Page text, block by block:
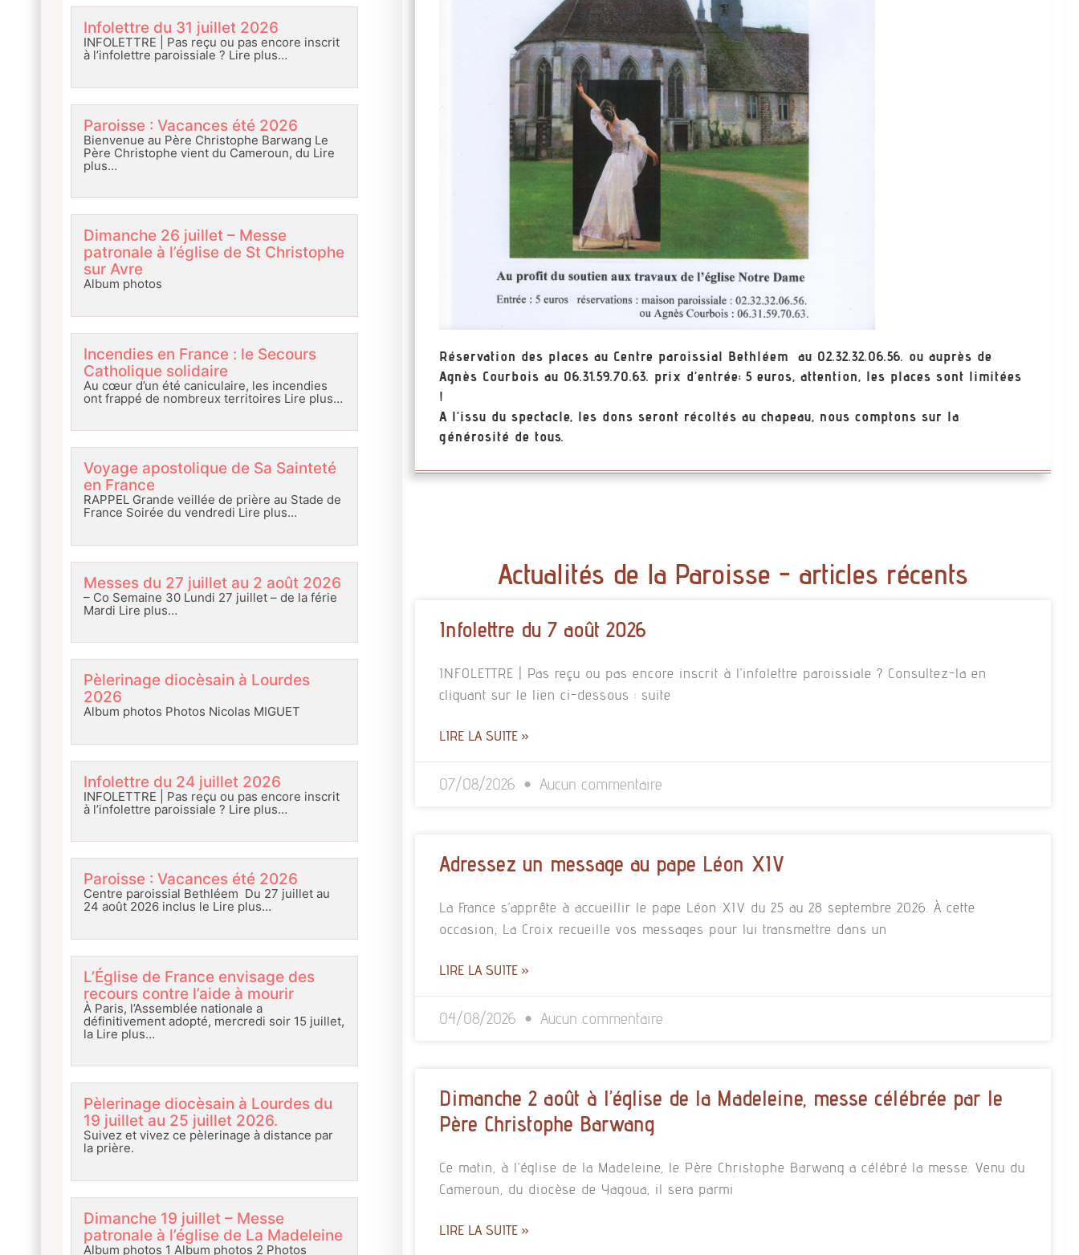
Infolettre du 31 juillet 2026
INFOLETTRE | Pas reçu ou pas encore inscrit
à l’infolettre paroissiale ? Lire plus…
Paroisse : Vacances été 2026
Bienvenue au Père Christophe Barwang Le
Père Christophe vient du Cameroun, du Lire
plus…
Dimanche 26 juillet – Messe
patronale à l’église de St Christophe
sur Avre
Album photos
Incendies en France : le Secours
Catholique solidaire
Au cœur d’un été caniculaire, les incendies
ont frappé de nombreux territoires Lire plus…
Voyage apostolique de Sa Sainteté
en France
RAPPEL Grande veillée de prière au Stade de
France Soirée du vendredi Lire plus…
Messes du 27 juillet au 2 août 2026
– Co Semaine 30 Lundi 27 juillet – de la férie
Mardi Lire plus…
Pèlerinage diocèsain à Lourdes
2026
Album photos Photos Nicolas MIGUET
Infolettre du 24 juillet 2026
INFOLETTRE | Pas reçu ou pas encore inscrit
à l’infolettre paroissiale ? Lire plus…
Paroisse : Vacances été 2026
Centre paroissial Bethléem Du 27 juillet au
24 août 2026 inclus le Lire plus…
L’Église de France envisage des
recours contre l’aide à mourir
À Paris, l’Assemblée nationale a
définitivement adopté, mercredi soir 15 juillet,
la Lire plus…
Pèlerinage diocèsain à Lourdes du
19 juillet au 25 juillet 2026.
Suivez et vivez ce pèlerinage à distance par
la prière.
Dimanche 19 juillet – Messe
patronale à l’église de La Madeleine
Album photos 1 Album photos 2 Photos
Réservation des places au Centre paroissial Bethléem au 02.32.32.06.56. ou auprès de
Agnès Courbois au 06.31.59.70.63. prix d’entrée: 5 euros, attention, les places sont limitées
!
A l’issu du spectacle, les dons seront récoltés au chapeau, nous comptons sur la
générosité de tous.
Actualités de la Paroisse - articles récents
Infolettre du 7 août 2026
INFOLETTRE | Pas reçu ou pas encore inscrit à l’infolettre paroissiale ? Consultez-la en
cliquant sur le lien ci-dessous : suite
LIRE LA SUITE »
07/08/2026 Aucun commentaire
Adressez un message au pape Léon XIV
La France s’apprête à accueillir le pape Léon XIV du 25 au 28 septembre 2026. À cette
occasion, La Croix recueille vos messages pour lui transmettre dans un
LIRE LA SUITE »
04/08/2026 Aucun commentaire
Dimanche 2 août à l’église de la Madeleine, messe célébrée par le
Père Christophe Barwang
Ce matin, à l’église de la Madeleine, le Père Christophe Barwang a célébré la messe. Venu du
Cameroun, du diocèse de Yagoua, il sera parmi
LIRE LA SUITE »